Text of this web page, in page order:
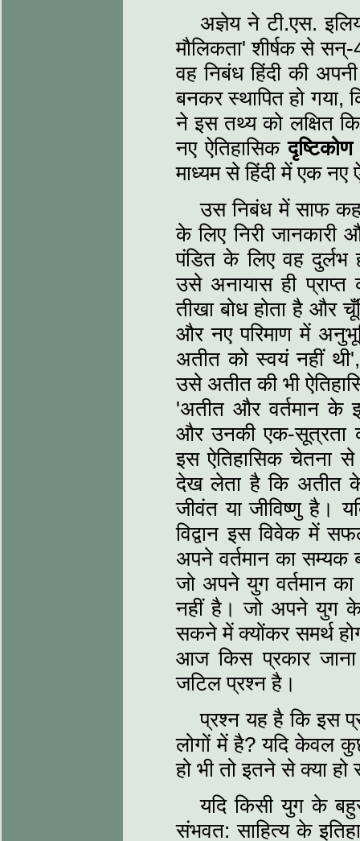
अज्ञेय ने टी.एस.
मौलिकता' शीर्षक से
वह निबंध हिंदी की
बनकर स्‍थापित हो गया,
ने इस तथ्‍य को लक्षि‍त
नए ऐतिहासिकदृष्टिकोण
माध्‍यम से हिंदी में एक
उस निबंध में साफ
के लिए निरी जानकारी
पंडित के लिए वह
उसे अनायास ही
तीखा बोध होता है और
और नए परिमाण में
अतीत को स्‍वयं नहीं
उसे अतीत की भी
'अतीत और वर्तमान के
और उनकी एक-सूत्रता
इस ऐतिहासिक चेतना
देख लेता है कि अतीत
जीवंत या जीविष्‍णु है।
विद्वान इस विवेक में
अपने वर्तमान का सम्यक
जो अपने युग वर्तमान
नहीं है। जो अपने युग
सकने में क्‍योंकर समर्थ
आज किस प्रकार जाना
जटिल प्रश्‍न है।
प्रश्‍न यह है कि इस
लोगों में है? यदि केवल
हो भी तो इतने से क्‍या
यदि किसी युग के
संभवत: साहित्‍य के